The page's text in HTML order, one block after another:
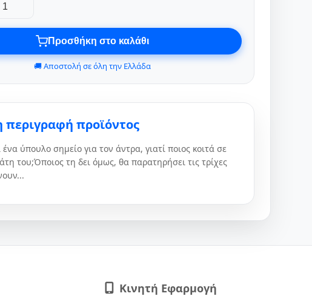
Προσθήκη στο καλάθι
🚚 Αποστολή σε όλη την Ελλάδα
περιγραφή προϊόντος
ύπουλο σημείο για τον άντρα, γιατί ποιος κοιτά σε
του;Όποιος τη δει όμως, θα παρατηρήσει τις τρίχες
Κινητή Εφαρμογή